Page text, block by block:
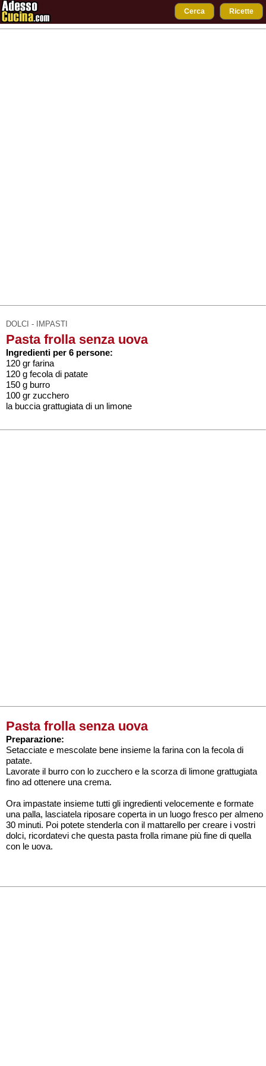
Cerca Ricette
DOLCI - IMPASTI
Pasta frolla senza uova
Ingredienti per 6 persone:
120 gr farina
120 g fecola di patate
150 g burro
100 gr zucchero
la buccia grattugiata di un limone
Pasta frolla senza uova
Preparazione:
Setacciate e mescolate bene insieme la farina con la fecola di
patate.
Lavorate il burro con lo zucchero e la scorza di limone grattugiata
fino ad ottenere una crema.
Ora impastate insieme tutti gli ingredienti velocemente e formate
una palla, lasciatela riposare coperta in un luogo fresco per almeno
30 minuti. Poi potete stenderla con il mattarello per creare i vostri
dolci, ricordatevi che questa pasta frolla rimane più fine di quella
con le uova.